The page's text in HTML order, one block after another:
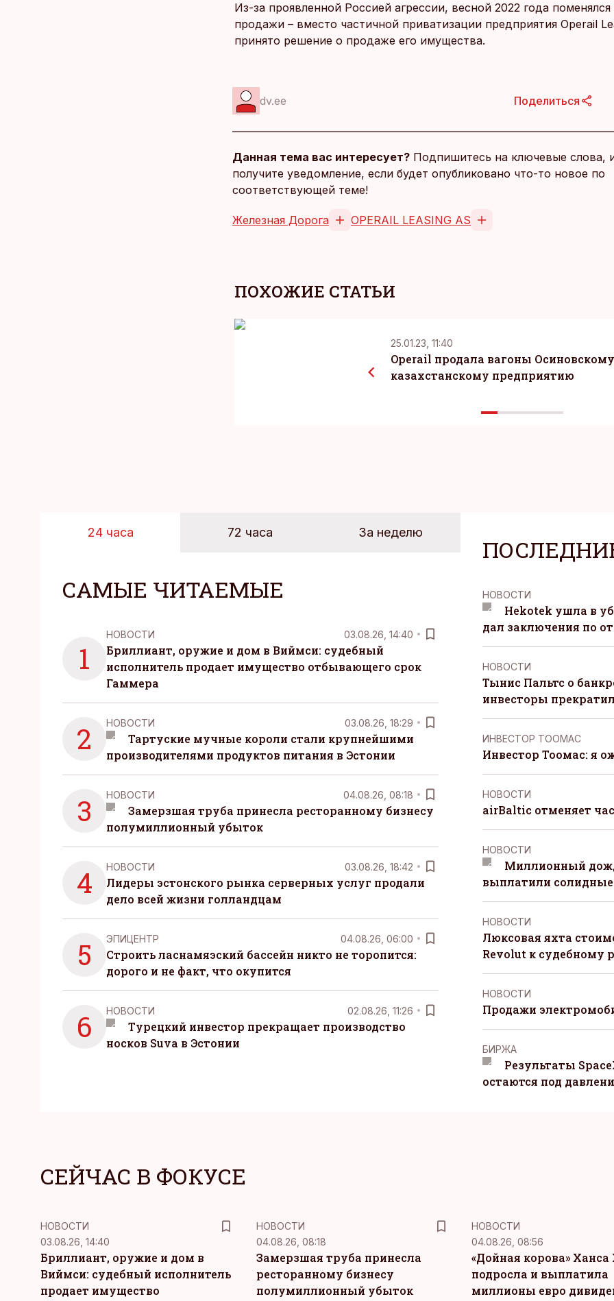
Из-за проявленной Россией агрессии, весной 2022 года поменялся
продажи – вместо частичной приватизации предприятия Operail
принято решение о продаже его имущества.
dv.ee Поделиться
Данная тема вас интересует? Подпишитесь на ключевые слова,
получите уведомление, если будет опубликовано что-то новое по
соответствующей теме!
Железная Дорога OPERAIL LEASING AS
ПОХОЖИЕ СТАТЬИ
25.01.23, 11:40
Operail продала вагоны
казахстанскому предприятию
24 часа 72 часа За неделю
САМЫЕ ЧИТАЕМЫЕ
1
НОВОСТИ 03.08.26, 14:40
Бриллиант, оружие и дом в Виймси: судебный
исполнитель продает имущество отбывающего срок
Гаммера
2 НОВОСТИ 03.08.26, 18:29
Тартуские мучные короли стали крупнейшими
производителями продуктов питания в Эстонии
3 НОВОСТИ 04.08.26, 08:18
Замерзшая труба принесла ресторанному бизнесу
полумиллионный убыток
4 НОВОСТИ 03.08.26, 18:42
Лидеры эстонского рынка серверных услуг продали
дело всей жизни голландцам
5 ЭПИЦЕНТР 04.08.26, 06:00
Строить ласнамяэский бассейн никто не торопится:
дорого и не факт, что окупится
6 НОВОСТИ 02.08.26, 11:26
Турецкий инвестор прекращает производство
носков Suva в Эстонии
НОВОСТИ
Hekotek ушла в
дал заключения по
НОВОСТИ
Тынис Пальтс о
инвесторы
ИНВЕСТОР ТООМАС
Инвестор Тоомас: я
НОВОСТИ
airBaltic отменяет
НОВОСТИ
Миллионный
выплатили
НОВОСТИ
Люксовая яхта
Revolut к судебному
НОВОСТИ
Продажи
БИРЖА
Результаты
остаются под
СЕЙЧАС В ФОКУСЕ
НОВОСТИ
03.08.26, 14:40
Бриллиант, оружие и дом в
Виймси: судебный исполнитель
продает имущество
НОВОСТИ
04.08.26, 08:18
Замерзшая труба принесла
ресторанному бизнесу
полумиллионный убыток
НОВОСТИ
04.08.26, 08:56
«Дойная корова»
подросла и выплатила
миллионы евро